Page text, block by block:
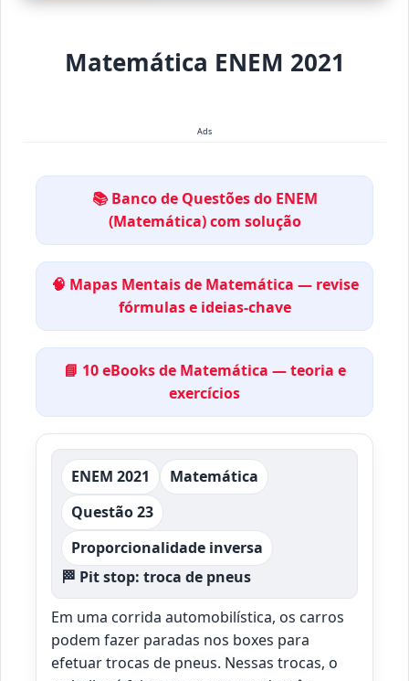
Matemática ENEM 2021
Ads
📚 Banco de Questões do ENEM
(Matemática) com solução
🧠 Mapas Mentais de Matemática — revise
fórmulas e ideias-chave
📘 10 eBooks de Matemática — teoria e
exercícios
ENEM 2021
Matemática
Questão 23
Proporcionalidade inversa
🏁 Pit stop: troca de pneus
Em uma corrida automobilística, os carros
podem fazer paradas nos boxes para
efetuar trocas de pneus. Nessas trocas, o